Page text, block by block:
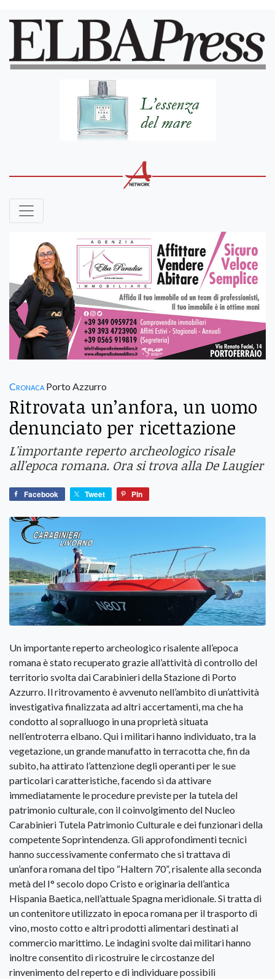
Cronaca Porto Azzurro
Ritrovata un’anfora, un uomo
denunciato per ricettazione
L'importante reperto archeologico risale
all'epoca romana. Ora si trova alla De Laugier
Facebook Tweet Pin
Un importante reperto archeologico risalente all’epoca
romana è stato recuperato grazie all’attività di controllo del
territorio svolta dai Carabinieri della Stazione di Porto
Azzurro. Il ritrovamento è avvenuto nell’ambito di un’attività
investigativa finalizzata ad altri accertamenti, ma che ha
condotto al sopralluogo in una proprietà situata
nell’entroterra elbano. Qui i militari hanno individuato, tra la
vegetazione, un grande manufatto in terracotta che, fin da
subito, ha attirato l’attenzione degli operanti per le sue
particolari caratteristiche, facendo sì da attivare
immediatamente le procedure previste per la tutela del
patrimonio culturale, con il coinvolgimento del Nucleo
Carabinieri Tutela Patrimonio Culturale e dei funzionari della
competente Soprintendenza. Gli approfondimenti tecnici
hanno successivamente confermato che si trattava di
un’anfora romana del tipo “Haltern 70”, risalente alla seconda
metà del I° secolo dopo Cristo e originaria dell’antica
Hispania Baetica, nell’attuale Spagna meridionale. Si tratta di
un contenitore utilizzato in epoca romana per il trasporto di
vino, mosto cotto e altri prodotti alimentari destinati al
commercio marittimo. Le indagini svolte dai militari hanno
inoltre consentito di ricostruire le circostanze del
rinvenimento del reperto e di individuare possibili